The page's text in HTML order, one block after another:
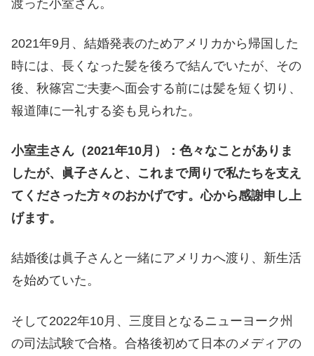
渡った小室さん。
2021年9月、結婚発表のためアメリカから帰国した
時には、長くなった髪を後ろで結んでいたが、その
後、秋篠宮ご夫妻へ面会する前には髪を短く切り、
報道陣に一礼する姿も見られた。
小室圭さん（2021年10月）：色々なことがありま
したが、眞子さんと、これまで周りで私たちを支え
てくださった方々のおかげです。心から感謝申し上
げます。
結婚後は眞子さんと一緒にアメリカへ渡り、新生活
を始めていた。
そして2022年10月、三度目となるニューヨーク州
の司法試験で合格。合格後初めて日本のメディアの